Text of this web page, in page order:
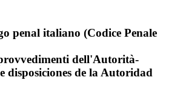
penal italiano (Codice Penale
dell'Autorità-
disposiciones de la Autoridad